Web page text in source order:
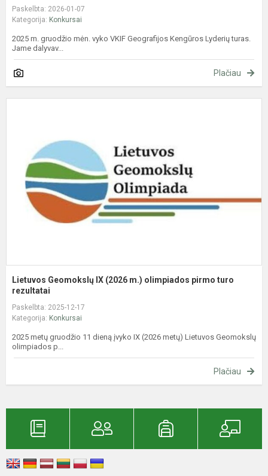
Paskelbta: 2026-01-07
Kategorija: Konkursai
2025 m. gruodžio mėn. vyko VKIF Geografijos Kengūros Lyderių turas.
Jame dalyvav...
Plačiau
Lietuvos Geomokslų IX (2026 m.) olimpiados pirmo turo
rezultatai
Paskelbta: 2025-12-17
Kategorija: Konkursai
2025 metų gruodžio 11 dieną įvyko IX (2026 metų) Lietuvos Geomokslų
olimpiados p...
Plačiau